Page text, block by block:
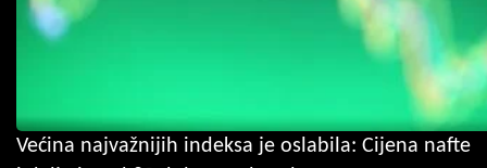
Većina najvažnijih indeksa je oslabila: Cijena nafte